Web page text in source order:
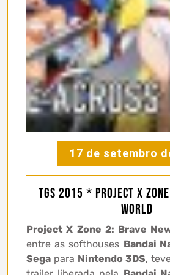
17 de setembro
TGS 2015 * Project X
World
Project X Zone 2: Brave
entre as softhouses Bandai
Sega para Nintendo 3DS,